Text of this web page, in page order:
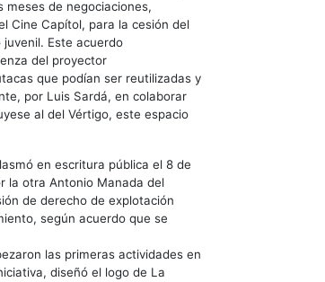
meses de negociaciones,
Cine Capítol, para la cesión del
Este acuerdo
del proyector
que podían ser reutilizadas y
por Luis Sardá, en colaborar
al del Vértigo, este espacio
en escritura pública el 8 de
la otra Antonio Manada del
de derecho de explotación
según acuerdo que se
las primeras actividades en
diseñó el logo de La